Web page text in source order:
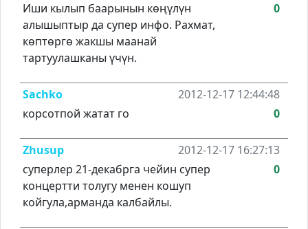
Иши кылып баарынын көңүлүн
алышыптыр да супер инфо. Рахмат,
көптөргө жакшы маанай
тартуулашканы үчүн.
0
Sachko
2012-12-17 12:44:48
корсотпой жатат го
0
Zhusup
2012-12-17 16:27:13
суперлер 21-декабрга чейин супер
концертти толугу менен кошуп
койгула,арманда калбайлы.
0